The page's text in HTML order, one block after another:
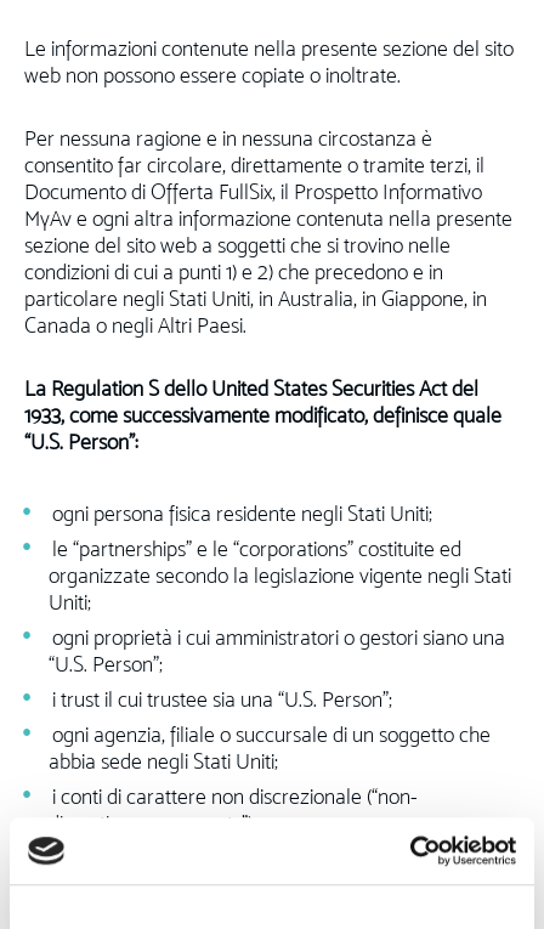
Le informazioni contenute nella presente sezione del sito
web non possono essere copiate o inoltrate.
Per nessuna ragione e in nessuna circostanza è
consentito far circolare, direttamente o tramite terzi, il
Documento di Offerta FullSix, il Prospetto Informativo
MyAv e ogni altra informazione contenuta nella presente
sezione del sito web a soggetti che si trovino nelle
condizioni di cui a punti 1) e 2) che precedono e in
particolare negli Stati Uniti, in Australia, in Giappone, in
Canada o negli Altri Paesi.
La Regulation S dello United States Securities Act del
1933, come successivamente modificato, definisce quale
“U.S. Person”:
ogni persona fisica residente negli Stati Uniti;
le “partnerships” e le “corporations” costituite ed
organizzate secondo la legislazione vigente negli Stati
Uniti;
ogni proprietà i cui amministratori o gestori siano una
“U.S. Person”;
i trust il cui trustee sia una “U.S. Person”;
ogni agenzia, filiale o succursale di un soggetto che
abbia sede negli Stati Uniti;
i conti di carattere non discrezionale (“non-
discretionary accounts”);
altri conti simili (eccetto proprietà o trust), gestiti o
amministrati fiduciariamente per conto o a beneficio di